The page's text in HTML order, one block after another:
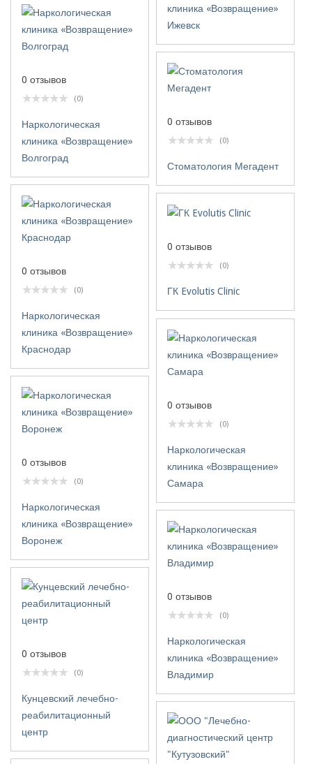
клиника «Возвращение»
Ижевск
0 отзывов
(0)
Наркологическая
клиника «Возвращение»
Волгоград
0 отзывов
(0)
Стоматология Мегадент
0 отзывов
(0)
Наркологическая
клиника «Возвращение»
Краснодар
0 отзывов
(0)
ГК Evolutis Clinic
0 отзывов
(0)
Наркологическая
клиника «Возвращение»
Самара
0 отзывов
(0)
Наркологическая
клиника «Возвращение»
Воронеж
0 отзывов
(0)
Наркологическая
клиника «Возвращение»
Владимир
0 отзывов
(0)
Кунцевский лечебно-
реабилитационный
центр